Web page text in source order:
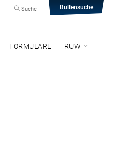
Bullensuche
Suche
FORMULARE RUW